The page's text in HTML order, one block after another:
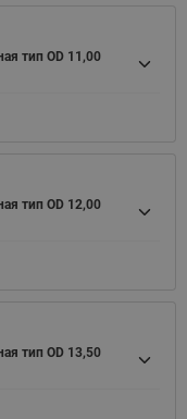
тип OD 11,00
тип OD 12,00
тип OD 13,50